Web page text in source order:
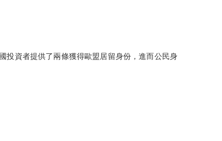
投資者提供了兩條獲得歐盟居留身份，進而公民身